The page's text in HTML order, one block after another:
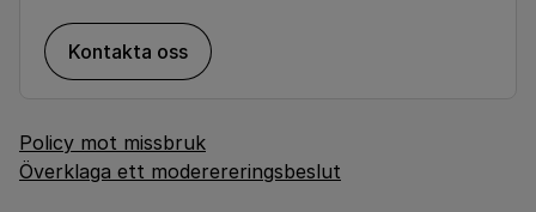
Kontakta oss
Policy mot missbruk
Överklaga ett moderereringsbeslut